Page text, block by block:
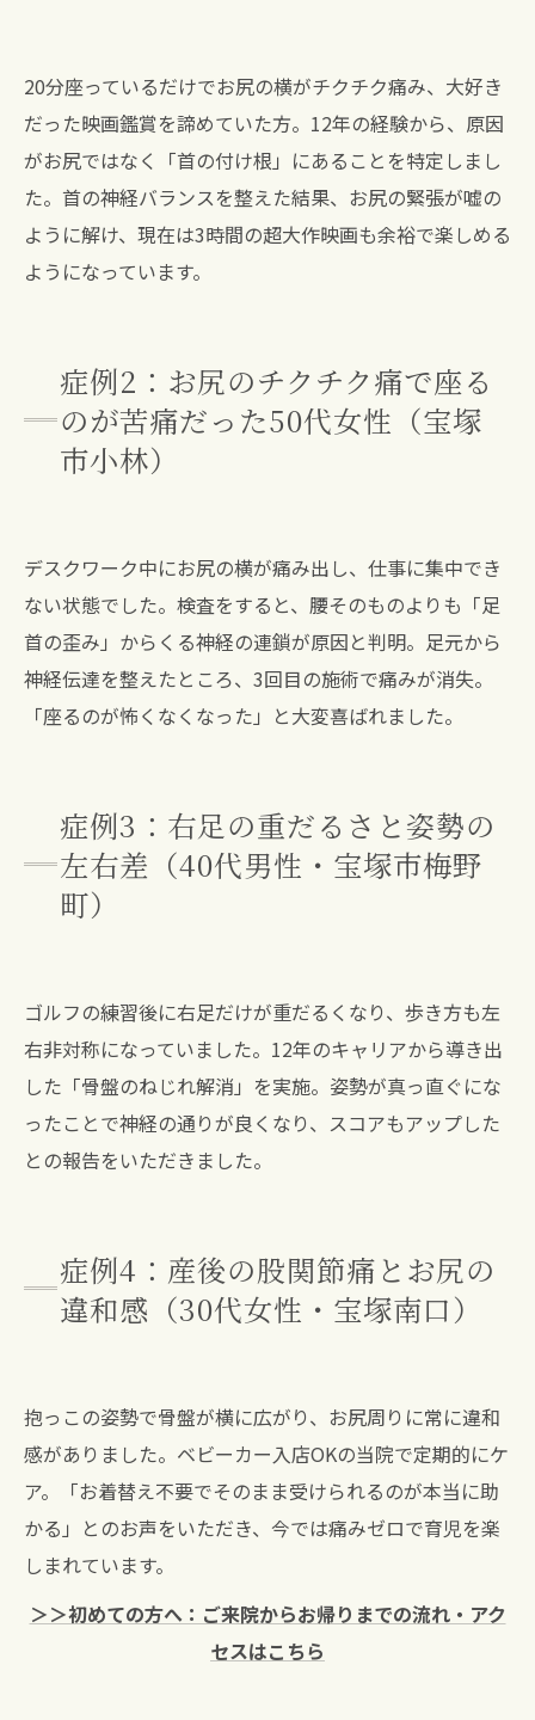
20分座っているだけでお尻の横がチクチク痛み、大好き
だった映画鑑賞を諦めていた方。12年の経験から、原因
がお尻ではなく「首の付け根」にあることを特定しまし
た。首の神経バランスを整えた結果、お尻の緊張が嘘の
ように解け、現在は3時間の超大作映画も余裕で楽しめる
ようになっています。
症例2：お尻のチクチク痛で座る
のが苦痛だった50代女性（宝塚
市小林）
デスクワーク中にお尻の横が痛み出し、仕事に集中でき
ない状態でした。検査をすると、腰そのものよりも「足
首の歪み」からくる神経の連鎖が原因と判明。足元から
神経伝達を整えたところ、3回目の施術で痛みが消失。
「座るのが怖くなくなった」と大変喜ばれました。
症例3：右足の重だるさと姿勢の
左右差（40代男性・宝塚市梅野
町）
ゴルフの練習後に右足だけが重だるくなり、歩き方も左
右非対称になっていました。12年のキャリアから導き出
した「骨盤のねじれ解消」を実施。姿勢が真っ直ぐにな
ったことで神経の通りが良くなり、スコアもアップした
との報告をいただきました。
症例4：産後の股関節痛とお尻の
違和感（30代女性・宝塚南口）
抱っこの姿勢で骨盤が横に広がり、お尻周りに常に違和
感がありました。ベビーカー入店OKの当院で定期的にケ
ア。「お着替え不要でそのまま受けられるのが本当に助
かる」とのお声をいただき、今では痛みゼロで育児を楽
しまれています。
＞＞初めての方へ：ご来院からお帰りまでの流れ・アク
セスはこちら